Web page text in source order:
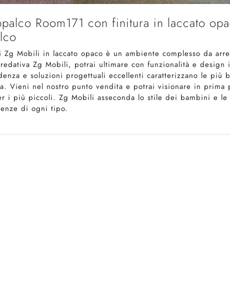
Room171 con finitura in laccato
Zg Mobili in laccato opaco è un ambiente complesso da
Zg Mobili, potrai ultimare con funzionalità e
e soluzioni progettuali eccellenti caratterizzano le più
Vieni nel nostro punto vendita e potrai visionare in
i più piccoli. Zg Mobili asseconda lo stile dei bambini e
di ogni tipo.